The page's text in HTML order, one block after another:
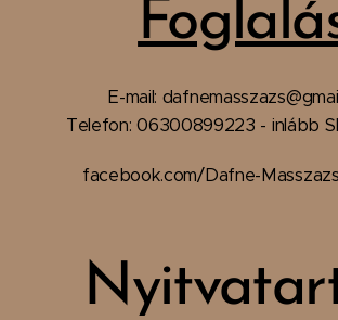
E-mail: dafnemasszazs
Telefon:06300899223 - inlább
facebook.com/Dafne-